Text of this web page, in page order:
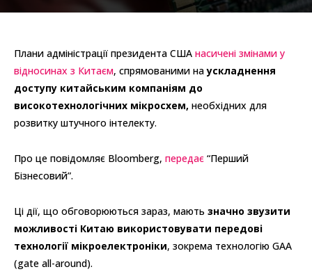
Плани адміністрації президента США насичені змінами у
відносинах з Китаєм, спрямованими наускладнення
доступу китайським компаніям до
високотехнологічних мікросхем, необхідних для
розвитку штучного інтелекту.
Про це повідомляє Bloomberg, передає “Перший
Бізнесовий”.
Ці дії, що обговорюються зараз, мають значно звузити
можливості Китаю використовувати передові
технології мікроелектроніки, зокрема технологію GAA
(gate all-around).